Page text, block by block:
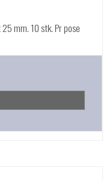
mm. 10 stk. Pr pose